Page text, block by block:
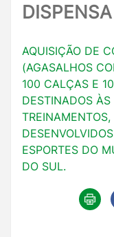
AQUISIÇÃO DE
(AGASALHOS
100 CALÇAS E
DESTINADOS ÀS
ESPORTES DO
DO SUL.